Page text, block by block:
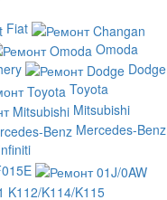
Fiat
Omoda
Dodge
Toyota
Mitsubishi
Mercedes-Benz